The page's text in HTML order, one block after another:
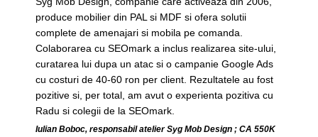
produce mobilier din PAL si MDF si ofera solutii
complete de amenajari si mobila pe comanda.
Colaborarea cu SEOmark a inclus realizarea site-ului,
curatarea lui dupa un atac si o campanie Google Ads
cu costuri de 40-60 ron per client. Rezultatele au fost
pozitive si, per total, am avut o experienta pozitiva cu
Radu si colegii de la SEOmark.
Iulian Boboc, responsabil atelier Syg Mob Design ; CA 550K